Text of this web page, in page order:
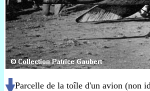
Parcelle de la toîle d'un avion (non